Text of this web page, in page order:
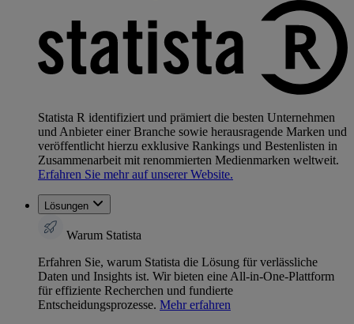
Statista R identifiziert und prämiert die besten Unternehmen
und Anbieter einer Branche sowie herausragende Marken und
veröffentlicht hierzu exklusive Rankings und Bestenlisten in
Zusammenarbeit mit renommierten Medienmarken weltweit.
Erfahren Sie mehr auf unserer Website.
Lösungen
Warum Statista
Erfahren Sie, warum Statista die Lösung für verlässliche
Daten und Insights ist. Wir bieten eine All-in-One-Plattform
für effiziente Recherchen und fundierte
Entscheidungsprozesse. Mehr erfahren